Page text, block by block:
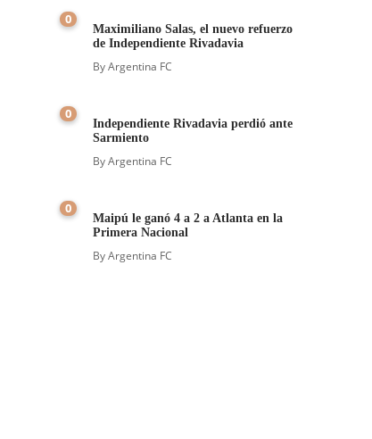
0
Maximiliano Salas, el nuevo refuerzo
de Independiente Rivadavia
ByArgentina FC
0
Independiente Rivadavia perdió ante
Sarmiento
ByArgentina FC
0
Maipú le ganó 4 a 2 a Atlanta en la
Primera Nacional
ByArgentina FC